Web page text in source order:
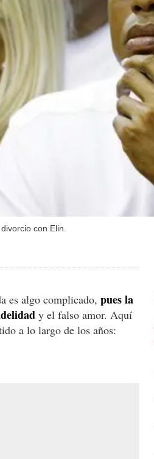
con Elin.
es algo complicado, pues la
y el falso amor. Aquí
a lo largo de los años: